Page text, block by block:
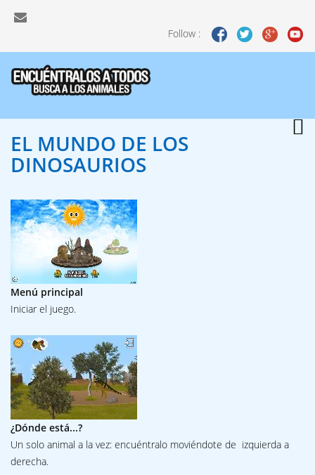
Follow :
EL MUNDO DE LOS
DINOSAURIOS
Menú principal
Iniciar el juego.
¿Dónde está...?
Un solo animal a la vez: encuéntralo moviéndote de izquierda a
derecha.